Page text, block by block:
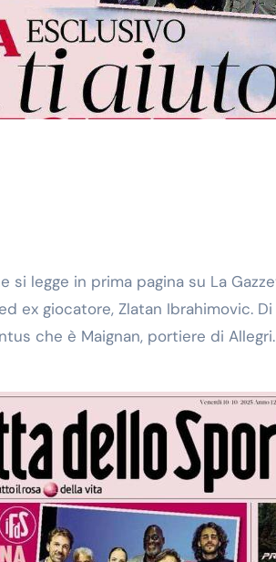
si legge in prima pagina su La
ex giocatore, Zlatan Ibrahimovic.
che è Maignan, portiere di